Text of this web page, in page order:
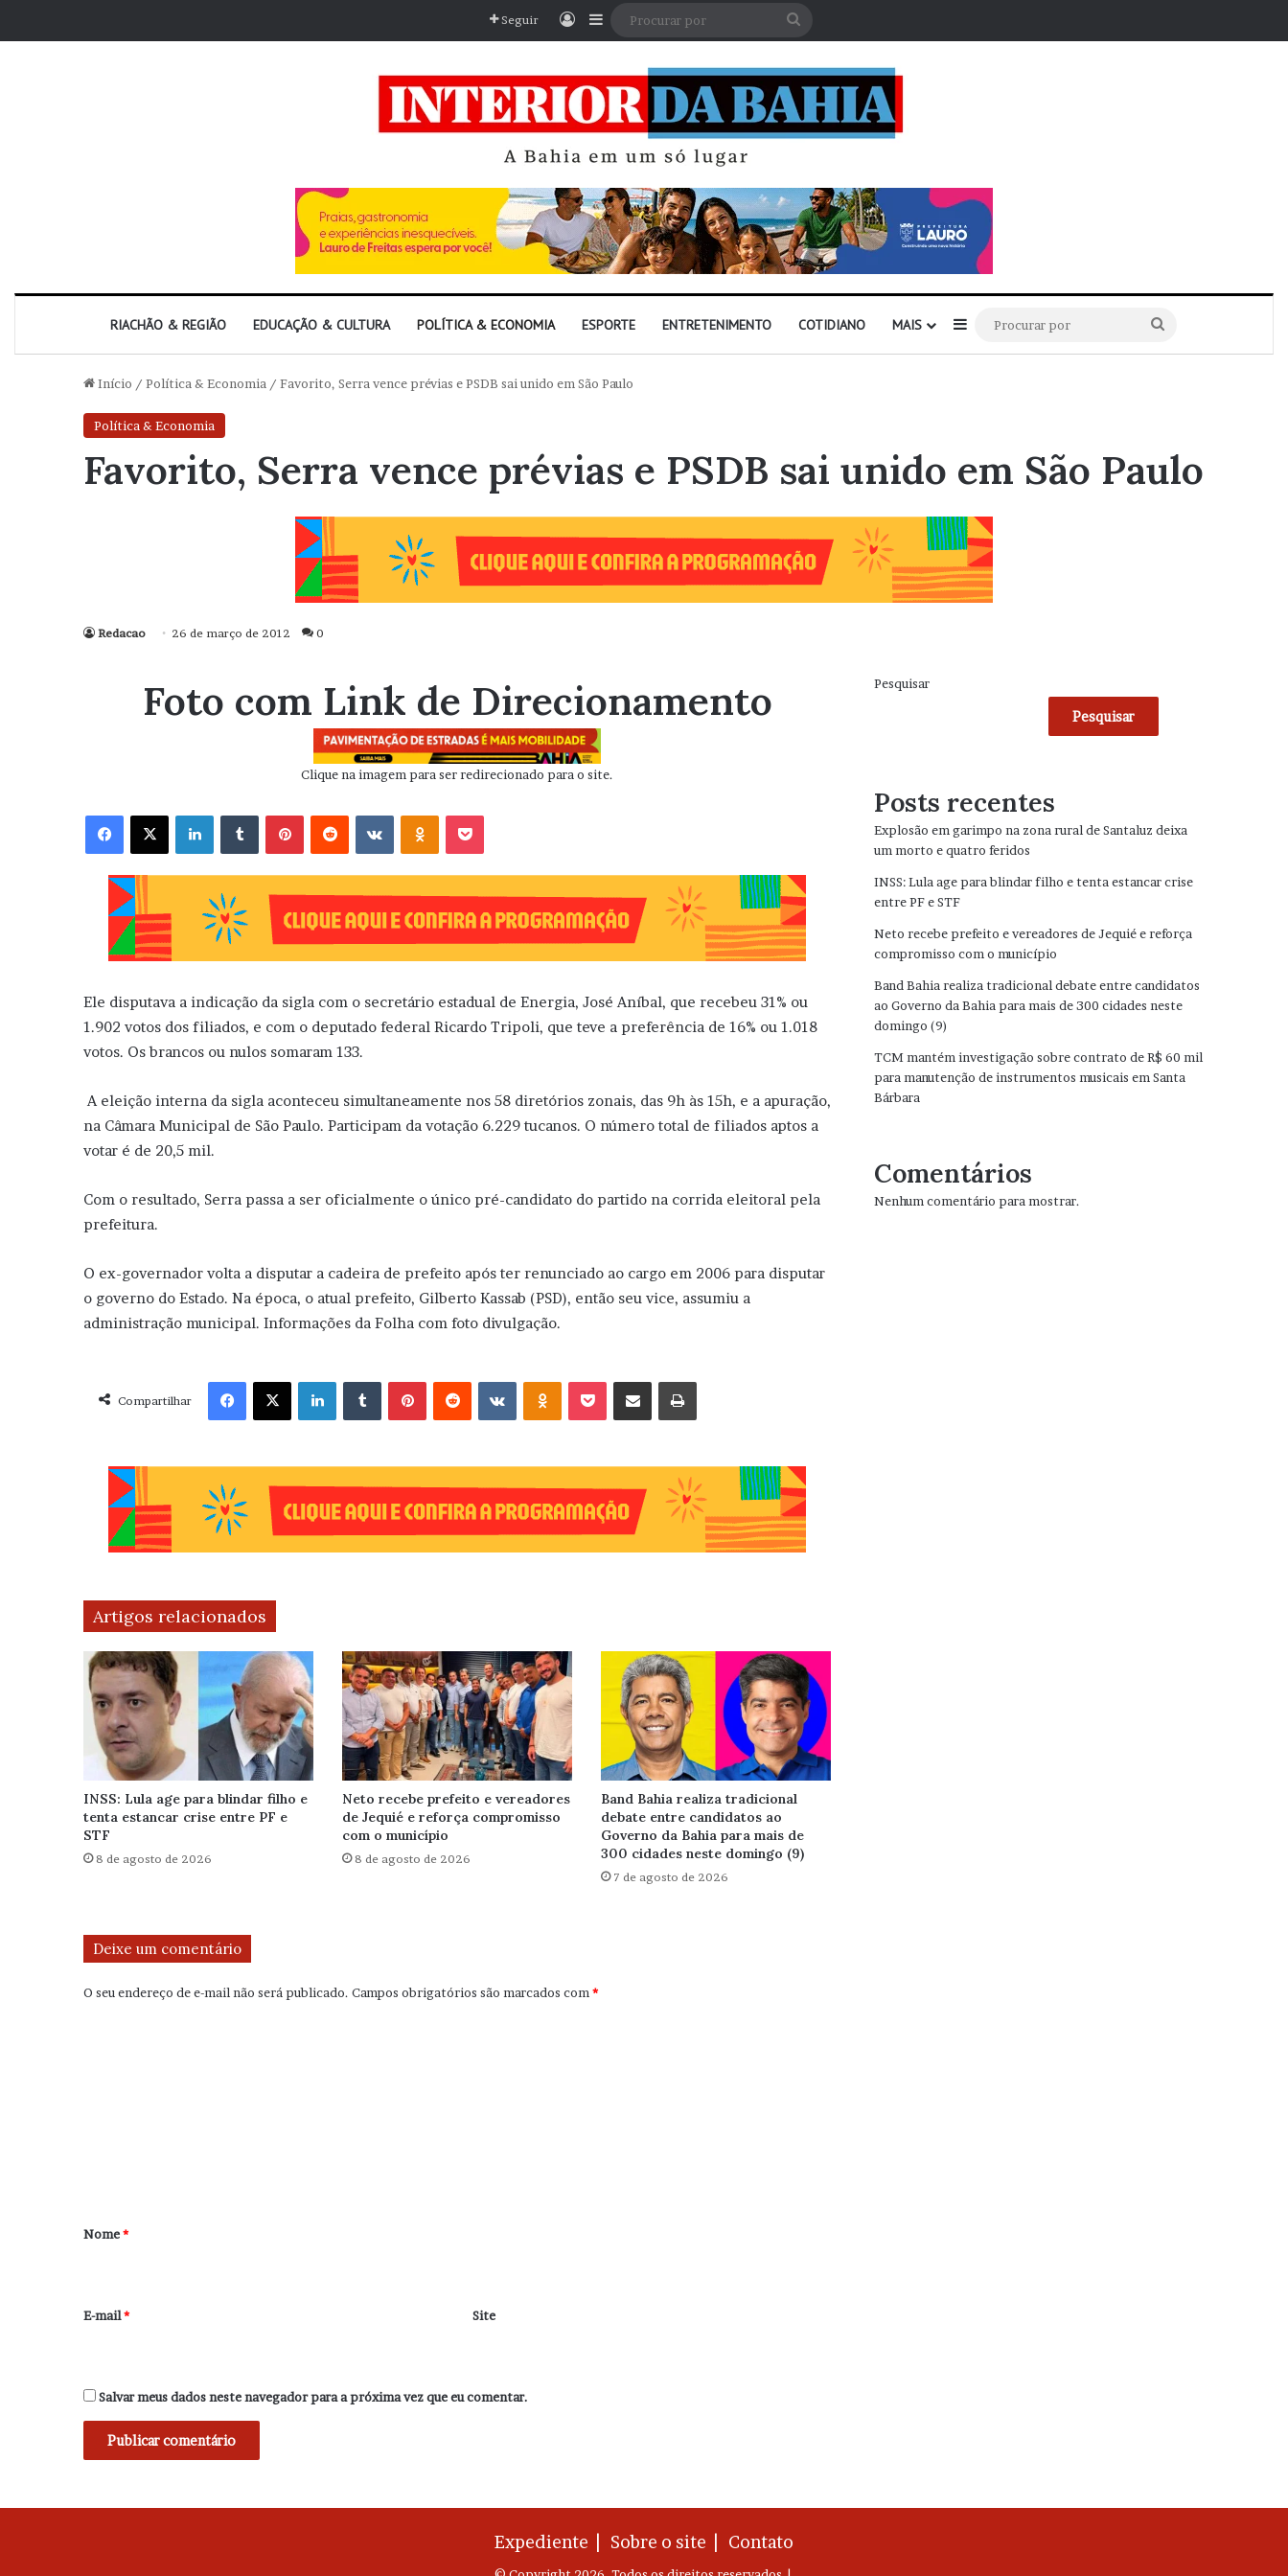
Seguir EntrarBarra Lateral
RIACHÃO & REGIÃO EDUCAÇÃO & CULTURA POLÍTICA & ECONOMIA ESPORTE ENTRETENIMENTO COTIDIANO MAIS Barra Lateral
por
Início / Política & Economia / Favorito, Serra vence prévias e PSDB sai unido em São Paulo
Política & Economia
Favorito, Serra vence prévias e PSDB sai unido em São Paulo
Redacao 26 de março de 2012 0
Foto com Link de Direcionamento
Clique na imagem para ser redirecionado para o site.
Facebook X Linkedin VK OK
Ele disputava a indicação da sigla com o secretário estadual de Energia, José Aníbal, que recebeu 31% ou
1.902 votos dos filiados, e com o deputado federal Ricardo Tripoli, que teve a preferência de 16% ou 1.018
votos. Os brancos ou nulos somaram 133.
A eleição interna da sigla aconteceu simultaneamente nos 58 diretórios zonais, das 9h às 15h, e a apuração,
na Câmara Municipal de São Paulo. Participam da votação 6.229 tucanos. O número total de filiados aptos a
votar é de 20,5 mil.
Com o resultado, Serra passa a ser oficialmente o único pré-candidato do partido na corrida eleitoral pela
prefeitura.
O ex-governador volta a disputar a cadeira de prefeito após ter renunciado ao cargo em 2006 para disputar
o governo do Estado. Na época, o atual prefeito, Gilberto Kassab (PSD), então seu vice, assumiu a
administração municipal. Informações da Folha com foto divulgação.
Compartilhar
Facebook X Linkedin VK OK
Artigos relacionados
INSS: Lula age para blindar filho e
tenta estancar crise entre PF e
STF
8 de agosto de 2026
Neto recebe prefeito e vereadores
de Jequié e reforça compromisso
com o município
8 de agosto de 2026
Band Bahia realiza tradicional
debate entre candidatos ao
Governo da Bahia para mais de
300 cidades neste domingo (9)
7 de agosto de 2026
Deixe um comentário
O seu endereço de e-mail não será publicado. Campos obrigatórios são marcados com*
r
*
Nome*
E-mail* Site
Salvar meus dados neste navegador para a próxima vez que eu comentar.
Pesquisar
Pesquisar
Posts recentes
Explosão em garimpo na zona rural de Santaluz deixa
um morto e quatro feridos
INSS: Lula age para blindar filho e tenta estancar crise
entre PF e STF
Neto recebe prefeito e vereadores de Jequié e reforça
compromisso com o município
Band Bahia realiza tradicional debate entre candidatos
ao Governo da Bahia para mais de 300 cidades neste
domingo (9)
TCM mantém investigação sobre contrato de R$ 60 mil
para manutenção de instrumentos musicais em Santa
Bárbara
Comentários
Nenhum comentário para mostrar.
Expediente | Sobre o site | Contato